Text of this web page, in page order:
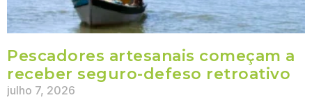
Pescadores artesanais começam a
receber seguro-defeso retroativo
julho 7, 2026